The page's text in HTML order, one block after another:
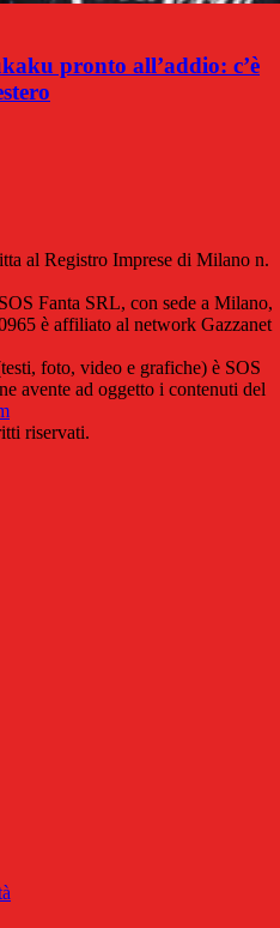
pronto all’addio: c’è
al Registro Imprese di Milano n.
Fanta SRL, con sede a Milano,
è affiliato al network Gazzanet
foto, video e grafiche) è SOS
avente ad oggetto i contenuti del
riservati.